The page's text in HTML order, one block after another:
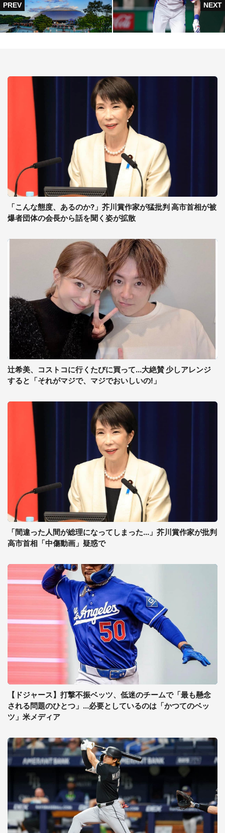
「こんな態度、あるのか?」芥川賞作家が猛批判 高市首相が被
爆者団体の会長から話を聞く姿が拡散
辻希美、コストコに行くたびに買って...大絶賛 少しアレンジ
すると「それがマジで、マジでおいしいの!」
「間違った人間が総理になってしまった...」芥川賞作家が批判
高市首相「中傷動画」疑惑で
【ドジャース】打撃不振ベッツ、低迷のチームで「最も懸念
される問題のひとつ」...必要としているのは「かつてのベッ
ツ」米メディア